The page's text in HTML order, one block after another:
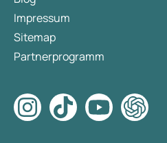
Impressum
Sitemap
Partnerprogramm